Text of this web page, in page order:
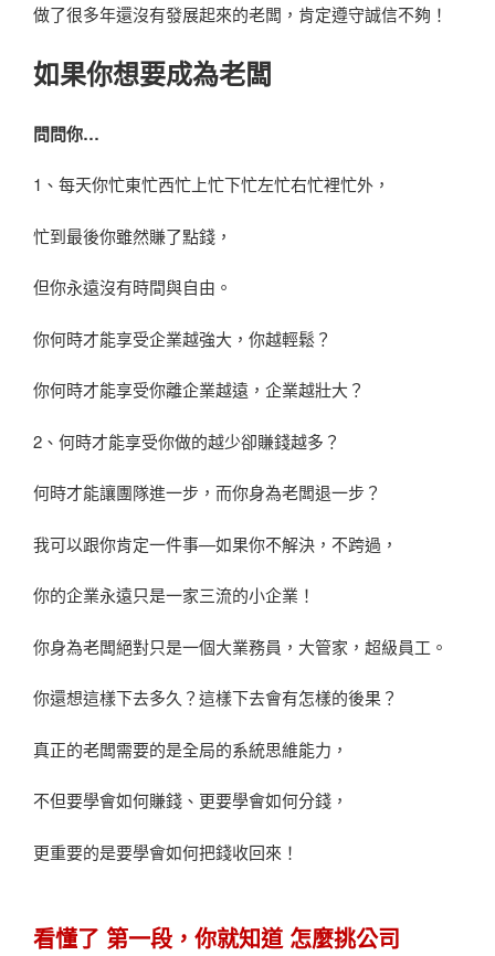
做了很多年還沒有發展起來的老闆，肯定遵守誠信不夠！
如果你想要成為老闆
問問你…
1、每天你忙東忙西忙上忙下忙左忙右忙裡忙外，
忙到最後你雖然賺了點錢，
但你永遠沒有時間與自由。
你何時才能享受企業越強大，你越輕鬆？
你何時才能享受你離企業越遠，企業越壯大？
2、何時才能享受你做的越少卻賺錢越多？
何時才能讓團隊進一步，而你身為老闆退一步？
我可以跟你肯定一件事—如果你不解決，不跨過，
你的企業永遠只是一家三流的小企業！
你身為老闆絕對只是一個大業務員，大管家，超級員工。
你還想這樣下去多久？這樣下去會有怎樣的後果？
真正的老闆需要的是全局的系統思維能力，
不但要學會如何賺錢、更要學會如何分錢，
更重要的是要學會如何把錢收回來！
看懂了 第一段，你就知道 怎麼挑公司